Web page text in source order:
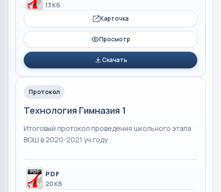
13 Кб
Карточка
Просмотр
Скачать
Протокол
Технология Гимназия 1
Итоговый протокол проведения школьного этапа
ВОШ в 2020-2021 уч.году
PDF
20 Кб